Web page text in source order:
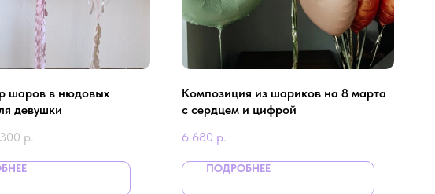
шаров в нюдовых
девушки
р.
Композиция из шариков на 8 марта
с сердцем и цифрой
6 680 р.
ПОДРОБНЕЕ